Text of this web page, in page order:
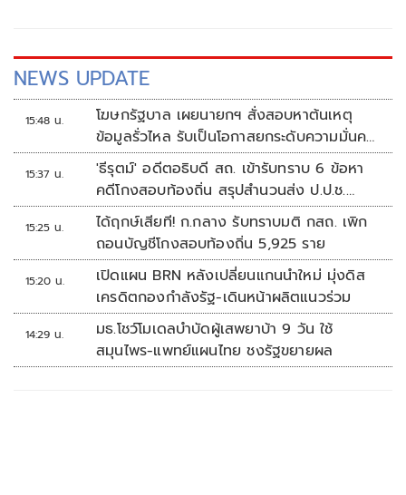
NEWS UPDATE
15:48 น.
โฆษกรัฐบาล เผยนายกฯ สั่งสอบหาต้นเหตุ
ข้อมูลรั่วไหล รับเป็นโอกาสยกระดับความมั่นคง
ปลอดภัยข้อมูลภาครัฐทั้งระบบ
15:37 น.
'ธีรุตม์' อดีตอธิบดี สถ. เข้ารับทราบ 6 ข้อหา
คดีโกงสอบท้องถิ่น สรุปสำนวนส่ง ป.ป.ช.
สัปดาห์หน้า
15:25 น.
ได้ฤกษ์เสียที! ก.กลาง รับทราบมติ กสถ. เพิก
ถอนบัญชีโกงสอบท้องถิ่น 5,925 ราย
15:20 น.
เปิดแผน BRN หลังเปลี่ยนแกนนำใหม่ มุ่งดิส
เครดิตกองกำลังรัฐ-เดินหน้าผลิตแนวร่วม
14:29 น.
มธ.โชว์โมเดลบำบัดผู้เสพยาบ้า 9 วัน ใช้
สมุนไพร-แพทย์แผนไทย ชงรัฐขยายผล